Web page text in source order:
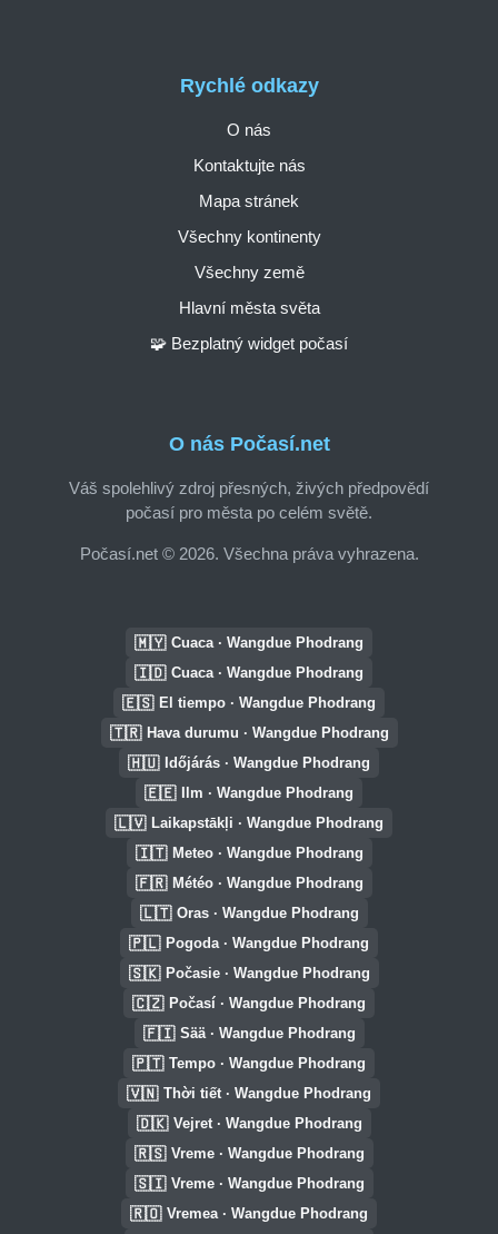
O nás Počasí.net
Váš spolehlivý zdroj přesných, živých předpovědí
počasí pro města po celém světě.
Počasí.net © 2026. Všechna práva vyhrazena.
Rychlé odkazy
O nás
Kontaktujte nás
Mapa stránek
Všechny kontinenty
Všechny země
Hlavní města světa
🧩 Bezplatný widget počasí
🇲🇾 Cuaca · Wangdue Phodrang
🇮🇩 Cuaca · Wangdue Phodrang
🇪🇸 El tiempo · Wangdue Phodrang
🇹🇷 Hava durumu · Wangdue Phodrang
🇭🇺 Időjárás · Wangdue Phodrang
🇪🇪 Ilm · Wangdue Phodrang
🇱🇻 Laikapstākļi · Wangdue Phodrang
🇮🇹 Meteo · Wangdue Phodrang
🇫🇷 Météo · Wangdue Phodrang
🇱🇹 Oras · Wangdue Phodrang
🇵🇱 Pogoda · Wangdue Phodrang
🇸🇰 Počasie · Wangdue Phodrang
🇨🇿 Počasí · Wangdue Phodrang
🇫🇮 Sää · Wangdue Phodrang
🇵🇹 Tempo · Wangdue Phodrang
🇻🇳 Thời tiết · Wangdue Phodrang
🇩🇰 Vejret · Wangdue Phodrang
🇷🇸 Vreme · Wangdue Phodrang
🇸🇮 Vreme · Wangdue Phodrang
🇷🇴 Vremea · Wangdue Phodrang